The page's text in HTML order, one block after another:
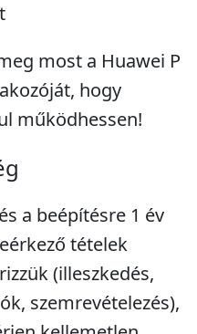
most a Huawei P
hogy
működhessen!
a beépítésre 1 év
tételek
(illeszkedés,
szemrevételezés),